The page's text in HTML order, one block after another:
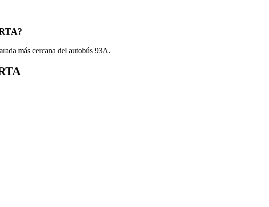
más cercana del autobús 93A.